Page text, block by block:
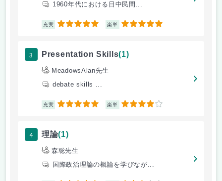
1960年代における日中民間...
充実 5 楽単 5
3 Presentation Skills(1)
MeadowsAlan先生
debate skills ...
充実 5 楽単 4
4 理論(1)
森聡先生
国際政治理論の概論を学びなが...